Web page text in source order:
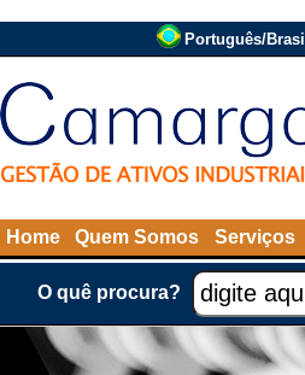
Português/Brasil
Home Quem Somos Serviços
O quê procura?